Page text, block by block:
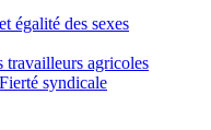
égalité des sexes
agricoles
syndicale